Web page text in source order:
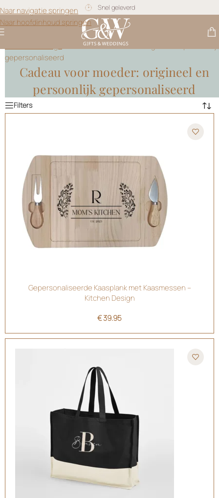
Naar navigatie springen
Naar hoofdinhoud springen
Gratis personalisatie
Cadeau voor moeder: origineel en persoonlijk
gepersonaliseerd
Cadeau voor moeder: origineel en
persoonlijk gepersonaliseerd
Gepersonaliseerde Kaasplank met Kaasmessen –
Kitchen Design
€39.95